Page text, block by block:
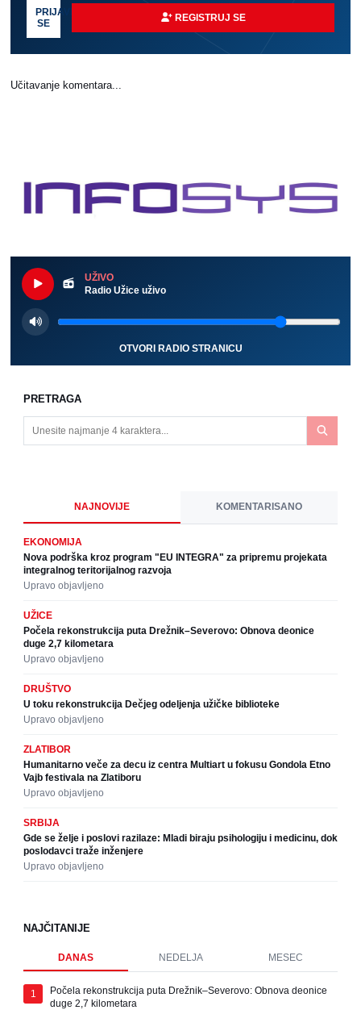
PRIJAVI
SE
REGISTRUJ SE
Učitavanje komentara...
UŽIVO
Radio Užice uživo
OTVORI RADIO STRANICU
PRETRAGA
NAJNOVIJE KOMENTARISANO
EKONOMIJA
Nova podrška kroz program "EU INTEGRA" za pripremu projekata
integralnog teritorijalnog razvoja
Upravo objavljeno
UŽICE
Počela rekonstrukcija puta Drežnik–Severovo: Obnova deonice
duge 2,7 kilometara
Upravo objavljeno
DRUŠTVO
U toku rekonstrukcija Dečjeg odeljenja užičke biblioteke
Upravo objavljeno
ZLATIBOR
Humanitarno veče za decu iz centra Multiart u fokusu Gondola Etno
Vajb festivala na Zlatiboru
Upravo objavljeno
SRBIJA
Gde se želje i poslovi razilaze: Mladi biraju psihologiju i medicinu, dok
poslodavci traže inženjere
Upravo objavljeno
NAJČITANIJE
DANAS NEDELJA MESEC
1
Počela rekonstrukcija puta Drežnik–Severovo: Obnova deonice
duge 2,7 kilometara